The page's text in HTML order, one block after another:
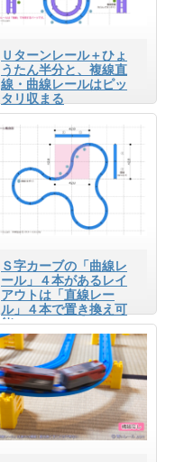
Ｕターンレール＋ひょ
うたん半分と、複線直
線・曲線レールはピッ
タリ収まる
Ｓ字カーブの「曲線レ
ール」４本があるレイ
アウトは「直線レー
ル」４本で置き換え可
能